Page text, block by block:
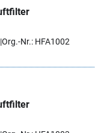
Org.-Nr.: HFA1002